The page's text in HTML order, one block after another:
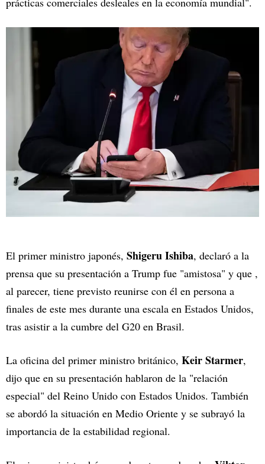
El primer ministro japonés, Shigeru Ishiba, declaró a la
prensa que su presentación a Trump fue "amistosa" y que ,
al parecer, tiene previsto reunirse con él en persona a
finales de este mes durante una escala en Estados Unidos,
tras asistir a la cumbre del G20 en Brasil.
La oficina del primer ministro británico, Keir Starmer,
dijo que en su presentación hablaron de la "relación
especial" del Reino Unido con Estados Unidos. También
se abordó la situación en Medio Oriente y se subrayó la
importancia de la estabilidad regional.